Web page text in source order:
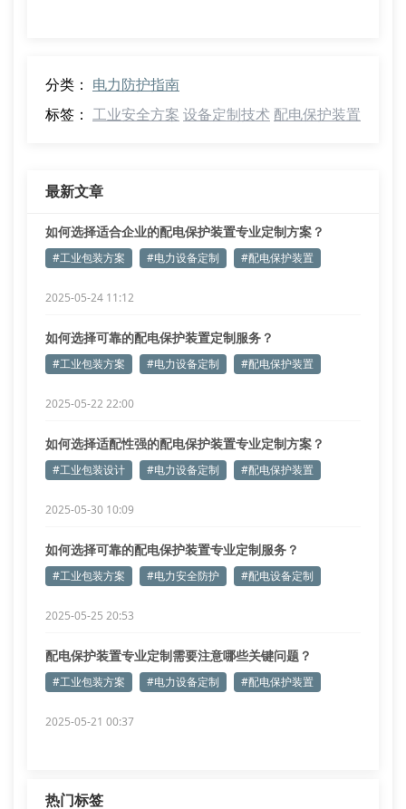
分类： 电力防护指南
标签： 工业安全方案 设备定制技术 配电保护装置
最新文章
如何选择适合企业的配电保护装置专业定制方案？
#工业包装方案 #电力设备定制 #配电保护装置
2025-05-24 11:12
如何选择可靠的配电保护装置定制服务？
#工业包装方案 #电力设备定制 #配电保护装置
2025-05-22 22:00
如何选择适配性强的配电保护装置专业定制方案？
#工业包装设计 #电力设备定制 #配电保护装置
2025-05-30 10:09
如何选择可靠的配电保护装置专业定制服务？
#工业包装方案 #电力安全防护 #配电设备定制
2025-05-25 20:53
配电保护装置专业定制需要注意哪些关键问题？
#工业包装方案 #电力设备定制 #配电保护装置
2025-05-21 00:37
热门标签